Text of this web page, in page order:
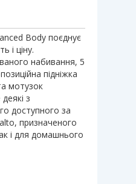
Body поєднує
і ціну.
набивання, 5
підніжка
мотузок
з
доступного за
призначеного
і для домашнього